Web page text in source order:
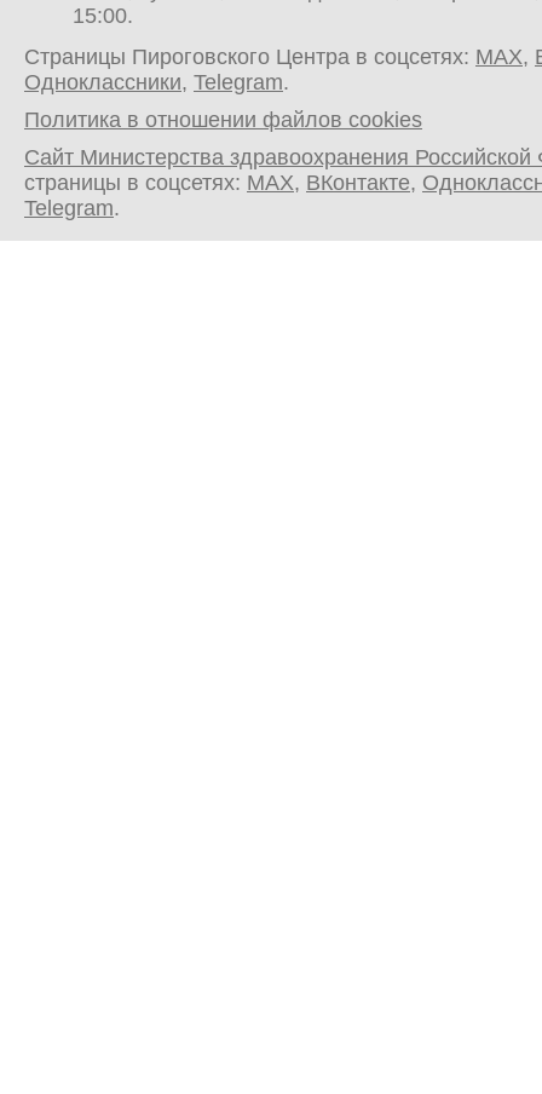
15:00.
Страницы Пироговского Центра в соцсетях: MAX,
Одноклассники, Telegram.
Политика в отношении файлов cookies
Сайт Министерства здравоохранения
страницы в соцсетях: MAX, ВКонтакте,
Telegram.